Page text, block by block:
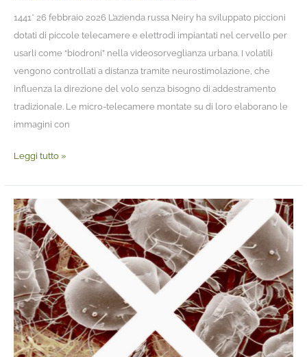
1441* 26 febbraio 2026 L’azienda russa Neiry ha sviluppato piccioni
dotati di piccole telecamere e elettrodi impiantati nel cervello per
usarli come “biodroni” nella videosorveglianza urbana. I volatili
vengono controllati a distanza tramite neurostimolazione, che
influenza la direzione del volo senza bisogno di addestramento
tradizionale. Le micro-telecamere montate su di loro elaborano le
immagini con
Leggi tutto »
Rivestimento
alimentare
per
proteggere
i
prodotti
in
stagionatura
dai